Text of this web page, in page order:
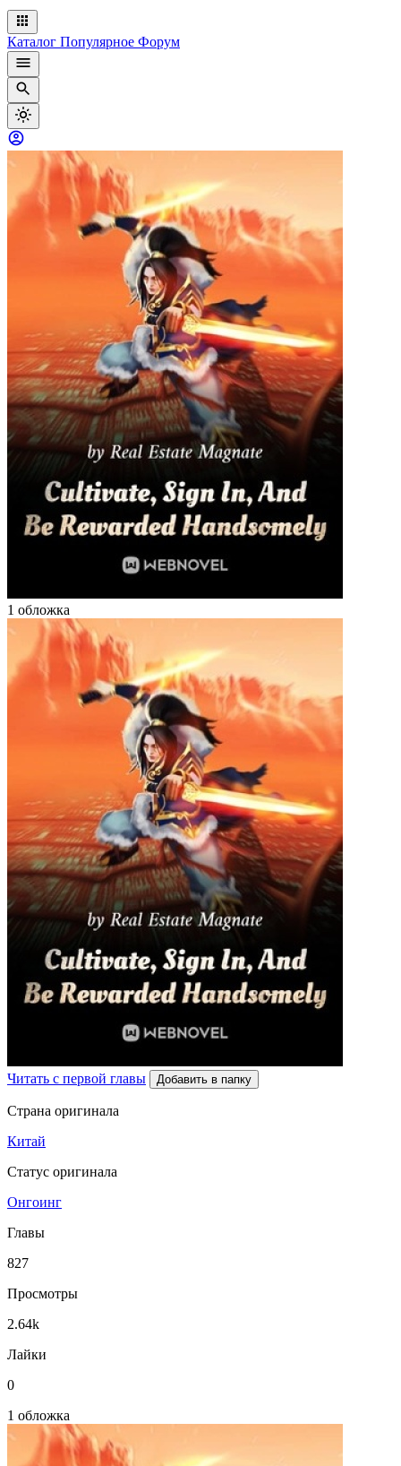
Каталог Популярное Форум
1 обложка
Читать с первой главы Добавить в папку
Страна оригинала
Китай
Статус оригинала
Онгоинг
Главы
827
Просмотры
2.64k
Лайки
0
1 обложка